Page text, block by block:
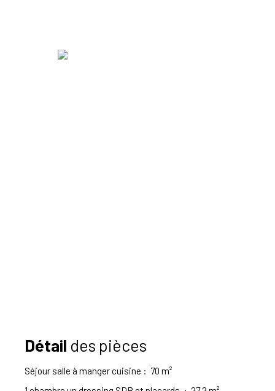
Détail des pièces
Séjour salle à manger cuisine : 70 m²